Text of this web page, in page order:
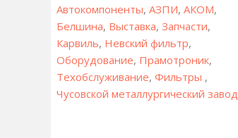
Автокомпоненты, АЗПИ, АКОМ,
Белшина, Выставка, Запчасти,
Карвиль, Невский фильтр,
Оборудование, Прамотроник,
Техобслуживание, Фильтры ,
Чусовской металлургический завод